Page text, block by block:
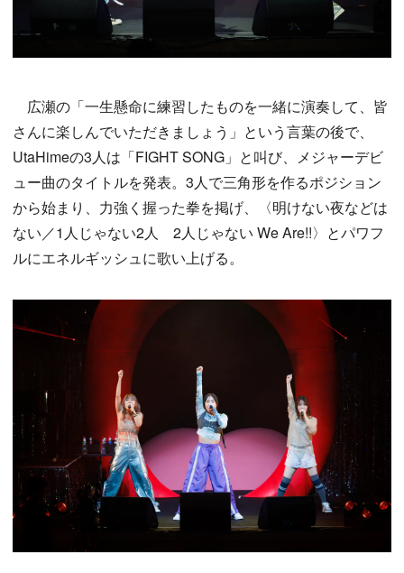
広瀬の「一生懸命に練習したものを一緒に演奏して、皆
さんに楽しんでいただきましょう」という言葉の後で、
UtaHimeの3人は「FIGHT SONG」と叫び、メジャーデビ
ュー曲のタイトルを発表。3人で三角形を作るポジション
から始まり、力強く握った拳を掲げ、〈明けない夜などは
ない／1人じゃない2人 2人じゃない We Are!!〉とパワフ
ルにエネルギッシュに歌い上げる。